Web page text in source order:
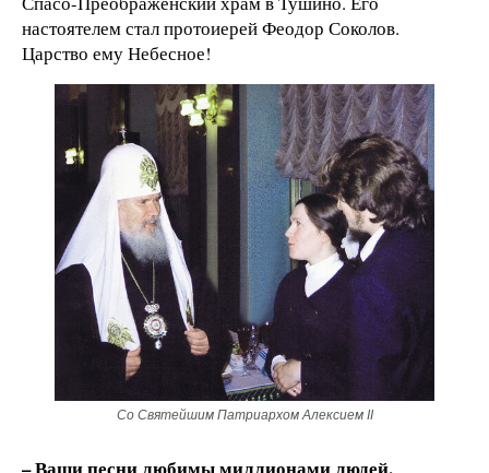
настоятелем стал протоиерей Феодор Соколов.
Царство ему Небесное!
Со Святейшим Патриархом Алексием II